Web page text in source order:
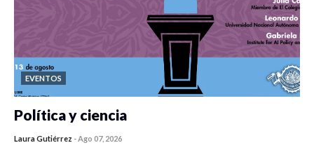
EVENTOS
Política y ciencia
Laura Gutiérrez -Ago 07, 2026